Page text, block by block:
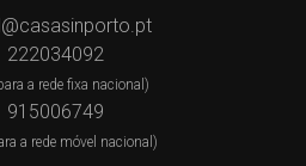
222034092
a rede fixa nacional)
915006749
a rede móvel nacional)